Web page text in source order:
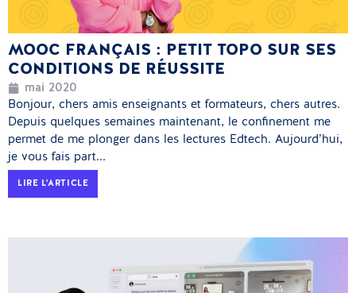
MOOC FRANÇAIS : PETIT TOPO SUR SES
CONDITIONS DE RÉUSSITE
mai 2020
Bonjour, chers amis enseignants et formateurs, chers autres.
Depuis quelques semaines maintenant, le confinement me
permet de me plonger dans les lectures Edtech. Aujourd’hui,
je vous fais part...
LIRE L'ARTICLE